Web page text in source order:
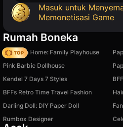
Masuk untuk
Memonetisasi Game
Rumah Boneka
My Town Home: Family Playhouse
Pink Barbie Dollhouse
Kendel 7 Days 7 Styles
BFFs Retro Time Travel Fashion
Darling Doll: DIY Paper Doll
Rumbox Designer